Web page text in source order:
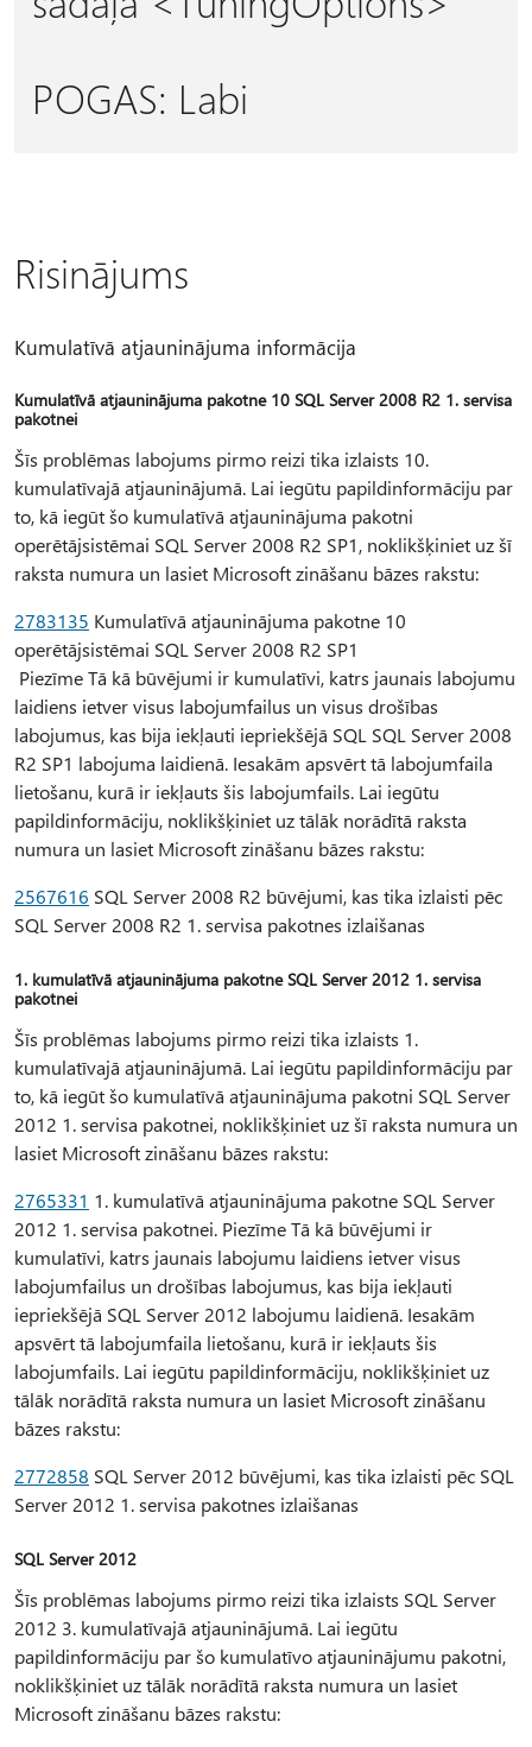
POGAS: Labi
Risinājums
Kumulatīvā atjauninājuma informācija
Kumulatīvā atjauninājuma pakotne 10 SQL Server 2008 R2 1. servisa
pakotnei
Šīs problēmas labojums pirmo reizi tika izlaists 10.
kumulatīvajā atjauninājumā. Lai iegūtu papildinformāciju par
to, kā iegūt šo kumulatīvā atjauninājuma pakotni
operētājsistēmai SQL Server 2008 R2 SP1, noklikšķiniet uz šī
raksta numura un lasiet Microsoft zināšanu bāzes rakstu:
2783135 Kumulatīvā atjauninājuma pakotne 10
operētājsistēmai SQL Server 2008 R2 SP1
Piezīme Tā kā būvējumi ir kumulatīvi, katrs jaunais labojumu
laidiens ietver visus labojumfailus un visus drošības
labojumus, kas bija iekļauti iepriekšējā SQL SQL Server 2008
R2 SP1 labojuma laidienā. Iesakām apsvērt tā labojumfaila
lietošanu, kurā ir iekļauts šis labojumfails. Lai iegūtu
papildinformāciju, noklikšķiniet uz tālāk norādītā raksta
numura un lasiet Microsoft zināšanu bāzes rakstu:
2567616 SQL Server 2008 R2 būvējumi, kas tika izlaisti pēc
SQL Server 2008 R2 1. servisa pakotnes izlaišanas
1. kumulatīvā atjauninājuma pakotne SQL Server 2012 1. servisa
pakotnei
Šīs problēmas labojums pirmo reizi tika izlaists 1.
kumulatīvajā atjauninājumā. Lai iegūtu papildinformāciju par
to, kā iegūt šo kumulatīvā atjauninājuma pakotni SQL Server
2012 1. servisa pakotnei, noklikšķiniet uz šī raksta numura un
lasiet Microsoft zināšanu bāzes rakstu:
2765331 1. kumulatīvā atjauninājuma pakotne SQL Server
2012 1. servisa pakotnei. Piezīme Tā kā būvējumi ir
kumulatīvi, katrs jaunais labojumu laidiens ietver visus
labojumfailus un drošības labojumus, kas bija iekļauti
iepriekšējā SQL Server 2012 labojumu laidienā. Iesakām
apsvērt tā labojumfaila lietošanu, kurā ir iekļauts šis
labojumfails. Lai iegūtu papildinformāciju, noklikšķiniet uz
tālāk norādītā raksta numura un lasiet Microsoft zināšanu
bāzes rakstu:
2772858 SQL Server 2012 būvējumi, kas tika izlaisti pēc SQL
Server 2012 1. servisa pakotnes izlaišanas
SQL Server 2012
Šīs problēmas labojums pirmo reizi tika izlaists SQL Server
2012 3. kumulatīvajā atjauninājumā. Lai iegūtu
papildinformāciju par šo kumulatīvo atjauninājumu pakotni,
noklikšķiniet uz tālāk norādītā raksta numura un lasiet
Microsoft zināšanu bāzes rakstu: